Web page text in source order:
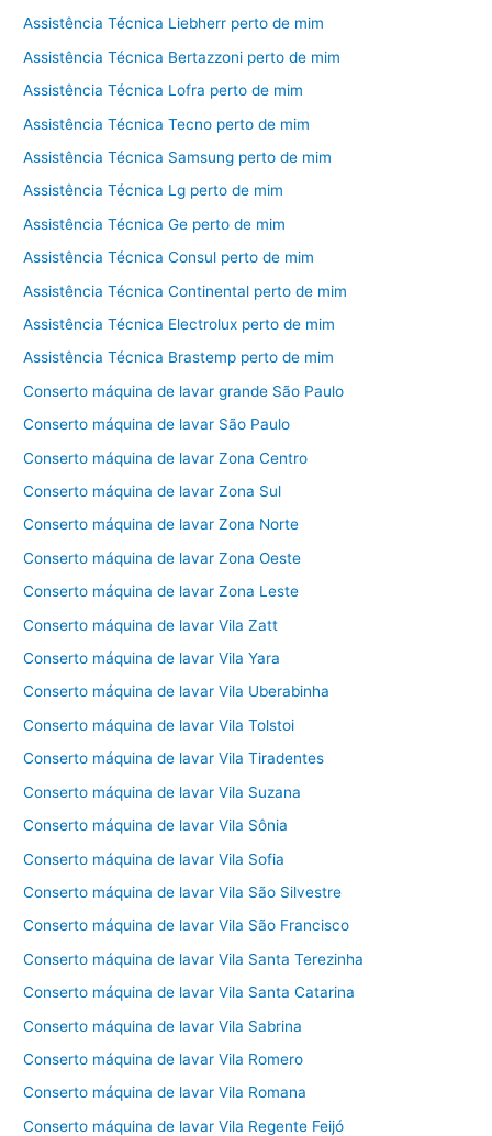
Assistência Técnica Liebherr perto de mim
Assistência Técnica Bertazzoni perto de mim
Assistência Técnica Lofra perto de mim
Assistência Técnica Tecno perto de mim
Assistência Técnica Samsung perto de mim
Assistência Técnica Lg perto de mim
Assistência Técnica Ge perto de mim
Assistência Técnica Consul perto de mim
Assistência Técnica Continental perto de mim
Assistência Técnica Electrolux perto de mim
Assistência Técnica Brastemp perto de mim
Conserto máquina de lavar grande São Paulo
Conserto máquina de lavar São Paulo
Conserto máquina de lavar Zona Centro
Conserto máquina de lavar Zona Sul
Conserto máquina de lavar Zona Norte
Conserto máquina de lavar Zona Oeste
Conserto máquina de lavar Zona Leste
Conserto máquina de lavar Vila Zatt
Conserto máquina de lavar Vila Yara
Conserto máquina de lavar Vila Uberabinha
Conserto máquina de lavar Vila Tolstoi
Conserto máquina de lavar Vila Tiradentes
Conserto máquina de lavar Vila Suzana
Conserto máquina de lavar Vila Sônia
Conserto máquina de lavar Vila Sofia
Conserto máquina de lavar Vila São Silvestre
Conserto máquina de lavar Vila São Francisco
Conserto máquina de lavar Vila Santa Terezinha
Conserto máquina de lavar Vila Santa Catarina
Conserto máquina de lavar Vila Sabrina
Conserto máquina de lavar Vila Romero
Conserto máquina de lavar Vila Romana
Conserto máquina de lavar Vila Regente Feijó